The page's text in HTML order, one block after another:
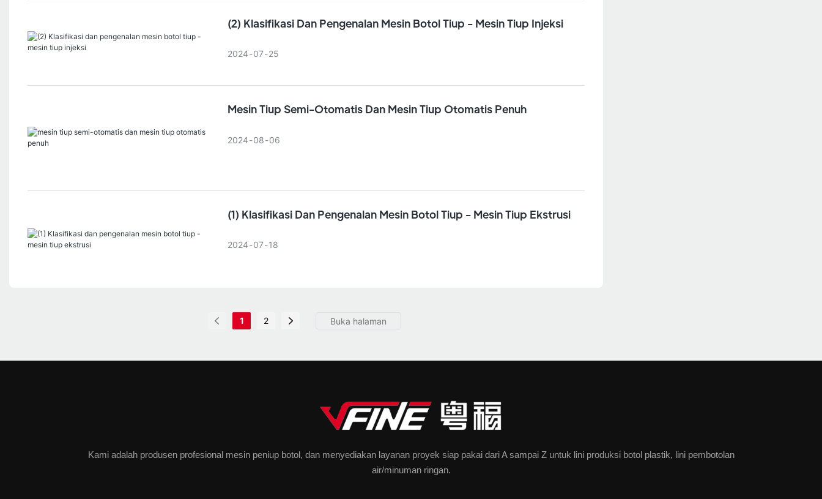
(2) Klasifikasi Dan Pengenalan Mesin Botol Tiup - Mesin Tiup Injeksi
2024 07 25
Mesin Tiup Semi-Otomatis Dan Mesin Tiup Otomatis Penuh
2024 08 06
(1) Klasifikasi Dan Pengenalan Mesin Botol Tiup - Mesin Tiup Ekstrusi
2024 07 18
1 2
Kami adalah produsen profesional mesin peniup botol, dan menyediakan layanan proyek siap pakai dari A sampai Z untuk lini produksi botol plastik, lini pembotolan
air/minuman ringan.